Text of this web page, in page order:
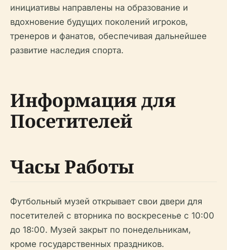
инициативы направлены на образование и
вдохновение будущих поколений игроков,
тренеров и фанатов, обеспечивая дальнейшее
развитие наследия спорта.
Информация для
Посетителей
Часы Работы
Футбольный музей открывает свои двери для
посетителей с вторника по воскресенье с 10:00
до 18:00. Музей закрыт по понедельникам,
кроме государственных праздников.